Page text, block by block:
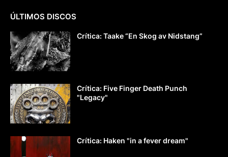
ÚLTIMOS DISCOS
Crítica: Taake “En Skog av Nidstang”
Crítica: Five Finger Death Punch
"Legacy"
Crítica: Haken "in a fever dream"